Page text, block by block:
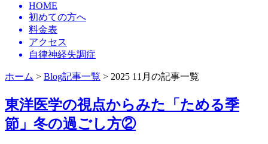
HOME
初めての方へ
料金表
アクセス
自律神経失調症
ホーム > Blog記事一覧 > 2025 11月の記事一覧
東洋医学の視点からみた「ためる季
節」冬の過ごし方②